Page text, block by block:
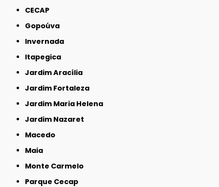
CECAP
Gopoúva
Invernada
Itapegica
Jardim Aracília
Jardim Fortaleza
Jardim Maria Helena
Jardim Nazaret
Macedo
Maia
Monte Carmelo
Parque Cecap